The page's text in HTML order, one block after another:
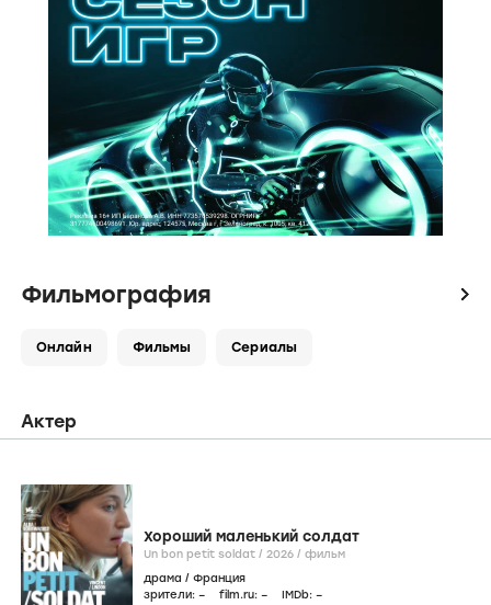
Фильмография icon
Онлайн Фильмы Сериалы
Актер
Хороший маленький солдат
Un bon petit soldat / 2026 / фильм
драма / Франция
зрители: – film.ru: – IMDb: –